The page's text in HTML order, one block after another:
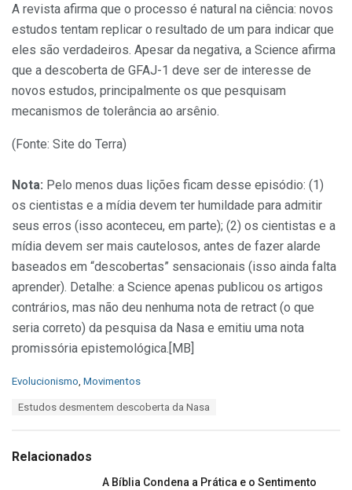
A revista afirma que o processo é natural na ciência: novos
estudos tentam replicar o resultado de um para indicar que
eles são verdadeiros. Apesar da negativa, a Science afirma
que a descoberta de GFAJ-1 deve ser de interesse de
novos estudos, principalmente os que pesquisam
mecanismos de tolerância ao arsênio.
(Fonte: Site do Terra)
Nota: Pelo menos duas lições ficam desse episódio: (1)
os cientistas e a mídia devem ter humildade para admitir
seus erros (isso aconteceu, em parte); (2) os cientistas e a
mídia devem ser mais cautelosos, antes de fazer alarde
baseados em “descobertas” sensacionais (isso ainda falta
aprender). Detalhe: a Science apenas publicou os artigos
contrários, mas não deu nenhuma nota de retract (o que
seria correto) da pesquisa da Nasa e emitiu uma nota
promissória epistemológica.[MB]
C
o
r
Evolucionismo Movimentos
:
Estudos desmentem descoberta da Nasa
Relacionados
A Bíblia Condena a Prática e o Sentimento